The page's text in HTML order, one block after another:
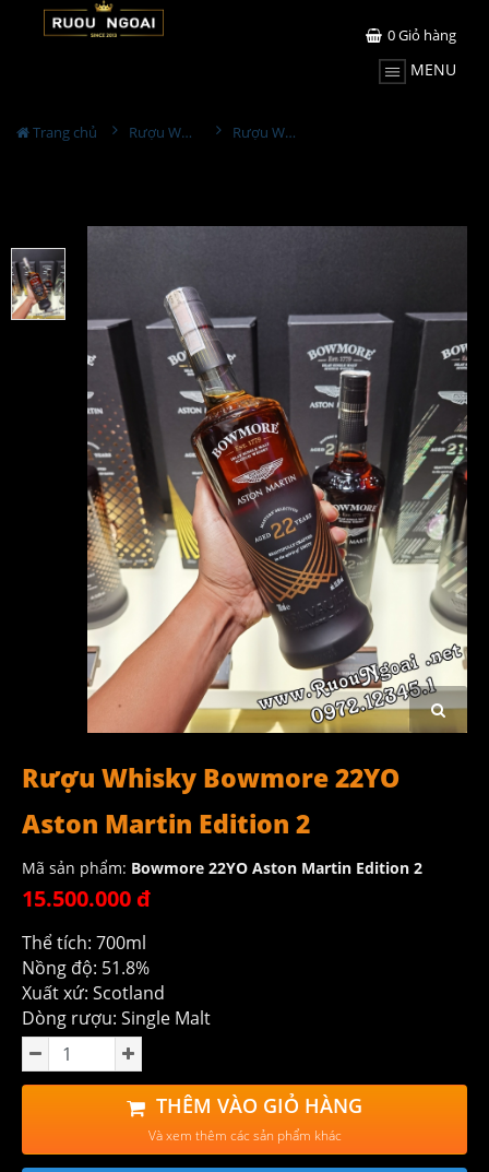
0Giỏ hàng
MENU
Trang chủ Rượu Whisky Rượu Whisky Bowmore 22YO Aston Martin Edition 2
Rượu Whisky Bowmore 22YO
Aston Martin Edition 2
Mã sản phẩm: Bowmore 22YO Aston Martin Edition 2
15.500.000 đ
Thể tích: 700ml
Nồng độ: 51.8%
Xuất xứ: Scotland
Dòng rượu: Single Malt
THÊM VÀO GIỎ HÀNG
Và xem thêm các sản phẩm khác